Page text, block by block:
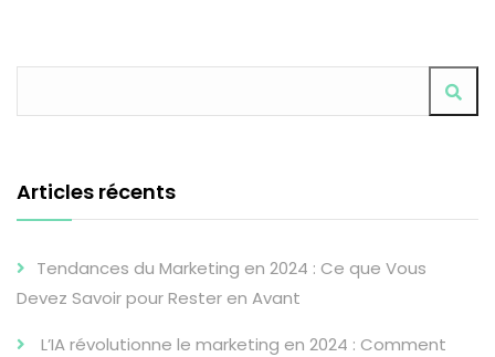
Articles récents
Tendances du Marketing en 2024 : Ce que Vous
Devez Savoir pour Rester en Avant
L’IA révolutionne le marketing en 2024 : Comment